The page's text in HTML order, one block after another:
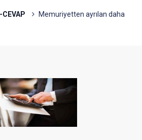
CEVAP
Memuriyetten ayrılan daha